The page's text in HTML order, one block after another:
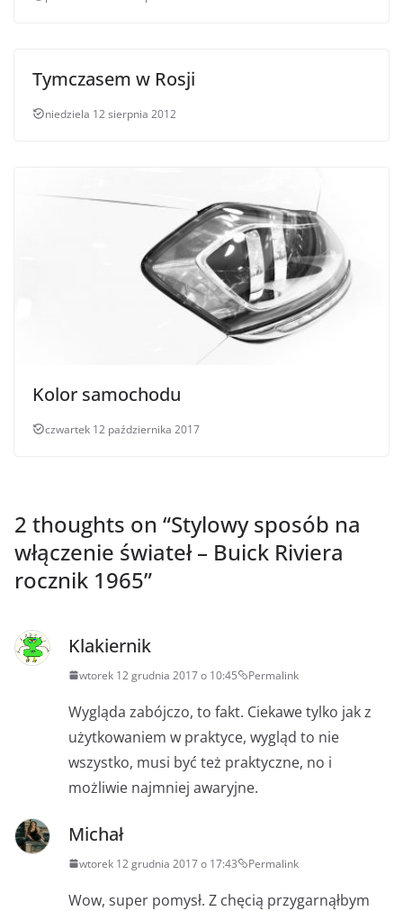
Tymczasem w Rosji
niedziela 12 sierpnia 2012
Kolor samochodu
czwartek 12 października 2017
2 thoughts on “Stylowy sposób na
włączenie świateł – Buick Riviera
rocznik 1965”
Klakiernik
wtorek 12 grudnia 2017 o 10:45 Permalink
Wygląda zabójczo, to fakt. Ciekawe tylko jak z
użytkowaniem w praktyce, wygląd to nie
wszystko, musi być też praktyczne, no i
możliwie najmniej awaryjne.
Michał
wtorek 12 grudnia 2017 o 17:43 Permalink
Wow, super pomysł. Z chęcią przygarnąłbym